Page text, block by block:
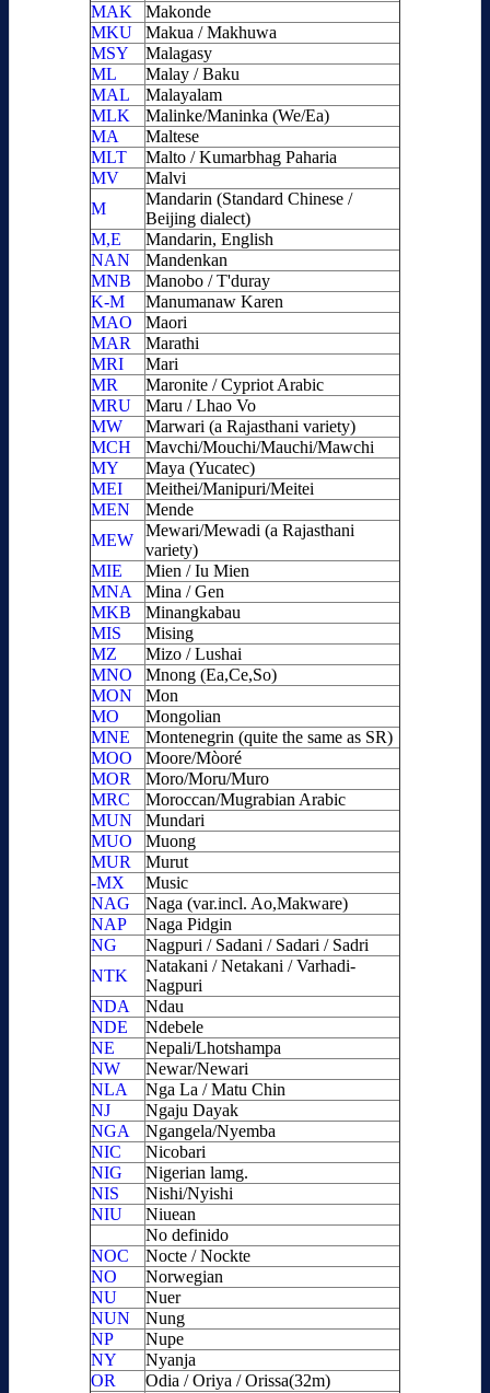
MAK
Makonde
MKU
Makua / Makhuwa
MSY
Malagasy
ML
Malay / Baku
MAL
Malayalam
MLK
Malinke/Maninka (We/Ea)
MA
Maltese
MLT
Malto / Kumarbhag Paharia
MV
Malvi
M
Mandarin (Standard Chinese /
Beijing dialect)
M,E
Mandarin, English
NAN
Mandenkan
MNB
Manobo / T'duray
K-M
Manumanaw Karen
MAO
Maori
MAR
Marathi
MRI
Mari
MR
Maronite / Cypriot Arabic
MRU
Maru / Lhao Vo
MW
Marwari (a Rajasthani variety)
MCH
Mavchi/Mouchi/Mauchi/Mawchi
MY
Maya (Yucatec)
MEI
Meithei/Manipuri/Meitei
MEN
Mende
MEW
Mewari/Mewadi (a Rajasthani
variety)
MIE
Mien / Iu Mien
MNA
Mina / Gen
MKB
Minangkabau
MIS
Mising
MZ
Mizo / Lushai
MNO
Mnong (Ea,Ce,So)
MON
Mon
MO
Mongolian
MNE
Montenegrin (quite the same as SR)
MOO
Moore/Mòoré
MOR
Moro/Moru/Muro
MRC
Moroccan/Mugrabian Arabic
MUN
Mundari
MUO
Muong
MUR
Murut
-MX
Music
NAG
Naga (var.incl. Ao,Makware)
NAP
Naga Pidgin
NG
Nagpuri / Sadani / Sadari / Sadri
NTK
Natakani / Netakani / Varhadi-
Nagpuri
NDA
Ndau
NDE
Ndebele
NE
Nepali/Lhotshampa
NW
Newar/Newari
NLA
Nga La / Matu Chin
NJ
Ngaju Dayak
NGA
Ngangela/Nyemba
NIC
Nicobari
NIG
Nigerian lamg.
NIS
Nishi/Nyishi
NIU
Niuean
No definido
NOC
Nocte / Nockte
NO
Norwegian
NU
Nuer
NUN
Nung
NP
Nupe
NY
Nyanja
OR
Odia / Oriya / Orissa(32m)